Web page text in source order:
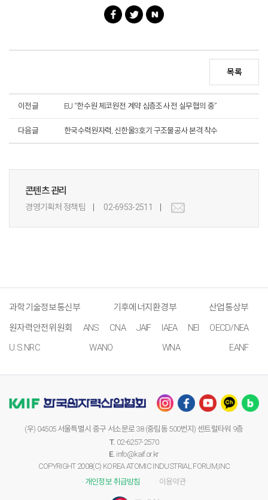
목록
이전글 EU “한수원 체코원전 계약 심층조사 전 실무협의 중”
다음글 한국수력원자력, 신한울3호기 구조물공사 본격 착수
콘텐츠 관리
경영기획처 정책팀 02-6953-2511
과학기술정보통신부 기후에너지환경부
산업통상부
원자력안전위원회
ANS CNA JAIF IAEA NEI
OECD/NEA
U.S.NRC
WANO WNA EANF
(우) 04505 서울특별시 중구 서소문로 38 (중림동 500번지) 센트럴타워 9층
T. 02-6257-2570
E. info@kaif.or.kr
COPYRIGHT 2008(C) KOREA ATOMIC INDUSTRIAL FORUM,INC
· 개인정보 취급방침
· 이용약관